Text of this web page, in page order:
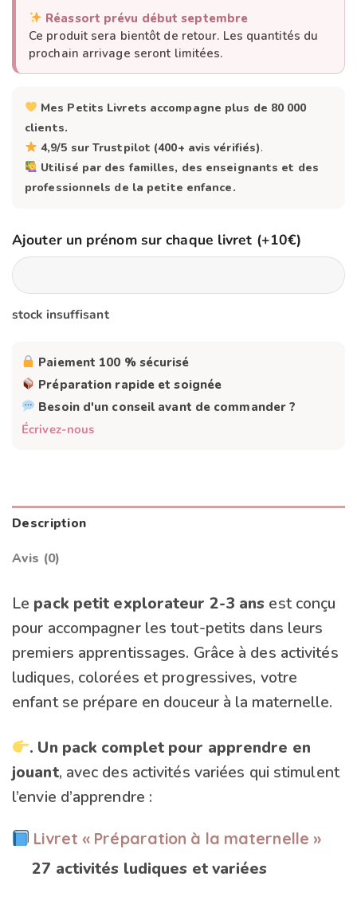
Réassort prévu début septembre
Ce produit sera bientôt de retour. Les quantités du
prochain arrivage seront limitées.
Mes Petits Livrets accompagne plus de 80 000
clients.
4,9/5 sur Trustpilot (400+ avis vérifiés).
Utilisé par des familles, des enseignants et des
professionnels de la petite enfance.
Ajouter un prénom sur chaque livret (+10€)
stock insuffisant
Paiement 100 % sécurisé
Préparation rapide et soignée
Besoin d'un conseil avant de commander ?
Écrivez-nous
Description
Avis (0)
Le pack petit explorateur 2-3 ans est conçu
pour accompagner les tout-petits dans leurs
premiers apprentissages. Grâce à des activités
ludiques, colorées et progressives, votre
enfant se prépare en douceur à la maternelle.
. Un pack complet pour apprendre en
jouant, avec des activités variées qui stimulent
l’envie d’apprendre :
Livret « Préparation à la maternelle »
27 activités ludiques et variées